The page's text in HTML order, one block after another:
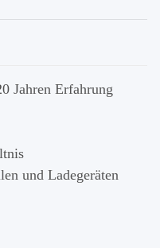
Jahren Erfahrung
und Ladegeräten